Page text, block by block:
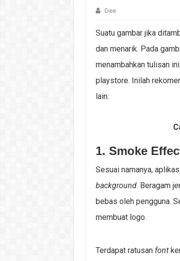
Dee
Suatu gambar jika
dan menarik. Pada
menambahkan tulisan
playstore. Inilah
lain:
1. Smoke
Sesuai namanya,
background. Beragam
bebas oleh pengguna.
membuat logo.
Terdapat ratusan font